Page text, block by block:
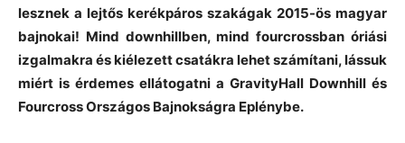
lesznek a lejtős kerékpáros szakágak 2015-ös magyar
bajnokai! Mind downhillben, mind fourcrossban óriási
izgalmakra és kiélezett csatákra lehet számítani, lássuk
miért is érdemes ellátogatni a GravityHall Downhill és
Fourcross Országos Bajnokságra Eplénybe.